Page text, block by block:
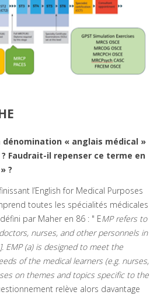
dénomination « anglais médical »
Faudrait-il repenser ce terme en
?
l’English for Medical Purposes
toutes les spécialités médicales
par Maher en 86 : " EMP refers to
nurses, and other personnels in
EMP (a) is designed to meet the
of the medical learners (e.g. nurses,
on themes and topics specific to the
relève alors davantage